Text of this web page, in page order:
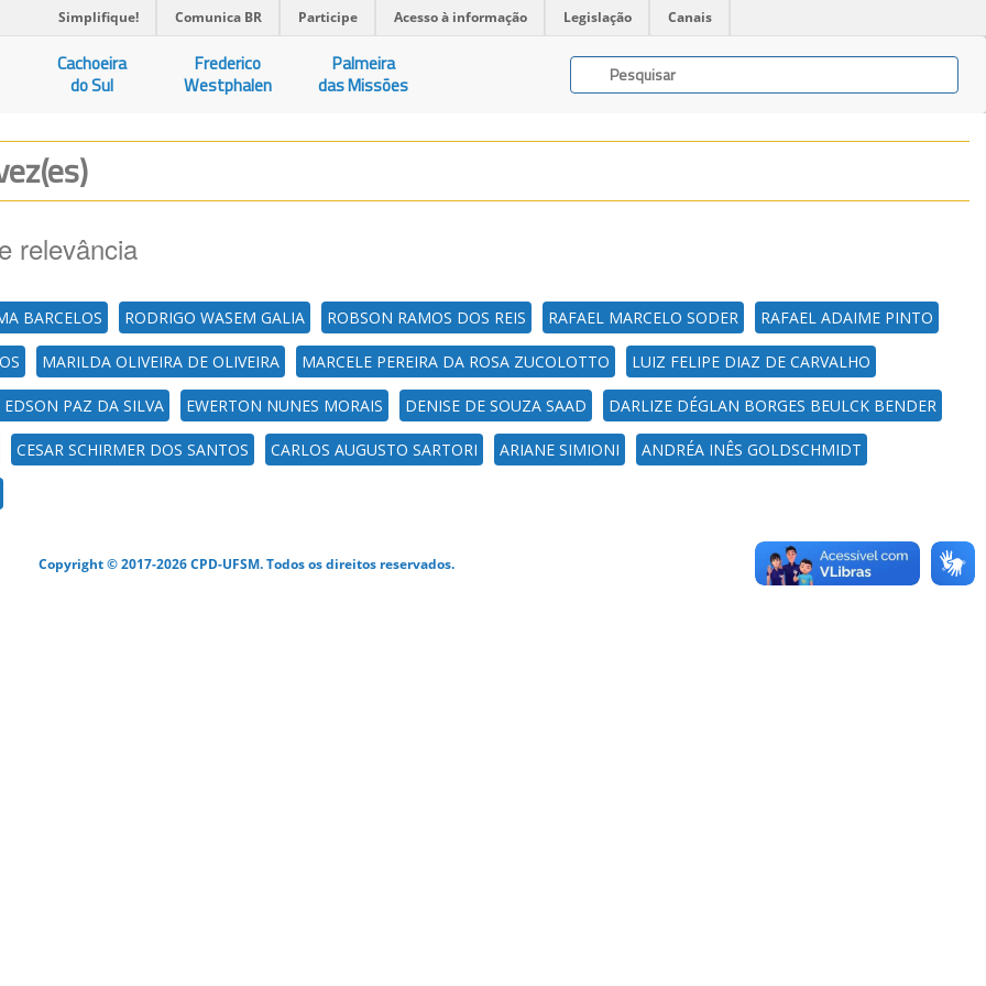
Simplifique! Comunica BR Participe Acesso à informação Legislação Canais
Cachoeira
do Sul
Frederico
Westphalen
Palmeira
das Missões
relevância
BARCELOS RODRIGO WASEM GALIA ROBSON RAMOS DOS REIS RAFAEL MARCELO SODER RAFAEL ADAIME PINTO
MARILDA OLIVEIRA DE OLIVEIRA MARCELE PEREIRA DA ROSA ZUCOLOTTO LUIZ FELIPE DIAZ DE CARVALHO
EDSON PAZ DA SILVA EWERTON NUNES MORAIS DENISE DE SOUZA SAAD DARLIZE DÉGLAN BORGES BEULCK BENDER
CESAR SCHIRMER DOS SANTOS CARLOS AUGUSTO SARTORI ARIANE SIMIONI ANDRÉA INÊS GOLDSCHMIDT
Copyright © 2017-2026 CPD-UFSM. Todos os direitos reservados.